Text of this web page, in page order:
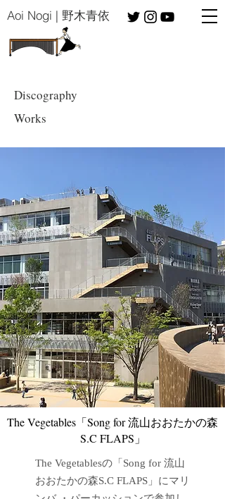
​Aoi Nogi | 野木青依
Discography
​Works
​The Vegetables「Song for 流山おおたかの森
S.C FLAPS」
The Vegetablesの「Song for 流山
おおたかの森S.C FLAPS」にマリ